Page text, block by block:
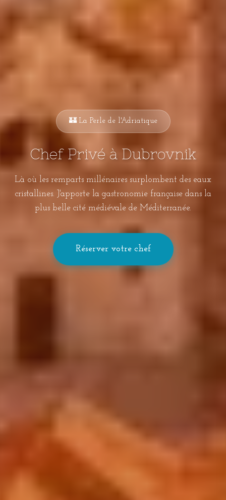
🏰 La Perle de l'Adriatique
Chef Privé à Dubrovnik
Là où les remparts millénaires surplombent des eaux
cristallines. J'apporte la gastronomie française dans la
plus belle cité médiévale de Méditerranée.
Réserver votre chef